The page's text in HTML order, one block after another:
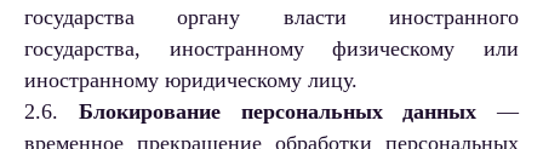
государства органу власти иностранного
государства, иностранному физическому или
иностранному юридическому лицу.
2.6. Блокирование персональных данных —
временное прекращение обработки персональных